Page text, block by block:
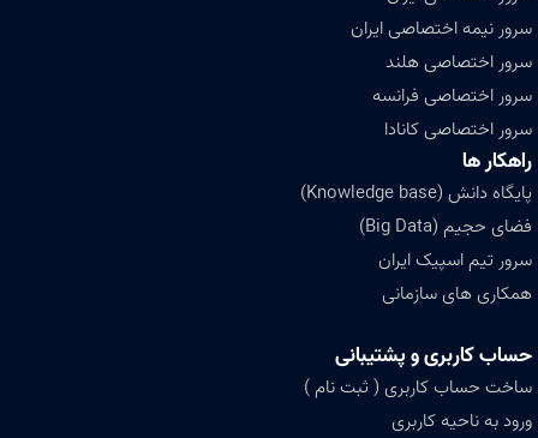
سرور نیمه اختصاصی ایران
سرور اختصاصی هلند
سرور اختصاصی فرانسه
سرور اختصاصی کانادا
راهکار ها
پایگاه دانش (Knowledge base)
فضای حجیم (Big Data)
سرور تیم اسپیک ایران
همکاری های سازمانی
حساب کاربری و پشتیبانی
ساخت حساب کاربری ( ثبت نام )
ورود به ناحیه کاربری